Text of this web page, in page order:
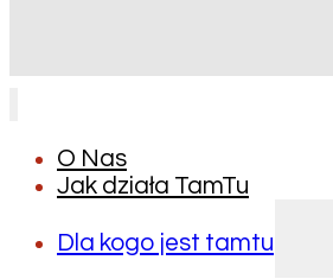
O Nas
Jak działa TamTu
Dla kogo jest tamtu